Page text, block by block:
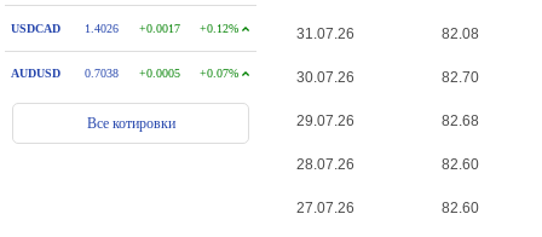
31.07.26 82.08
30.07.26 82.70
29.07.26 82.68
28.07.26 82.60
27.07.26 82.60